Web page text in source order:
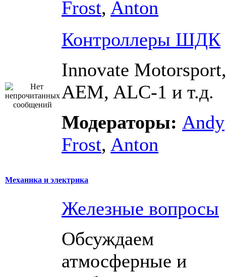
Frost, Anton
Контроллеры ШДК
Innovate Motorsport,
AEM, ALC-1 и т.д.
Модераторы: Andy
Frost, Anton
Механика и электрика
Железные вопросы
Обсуждаем
атмосферные и